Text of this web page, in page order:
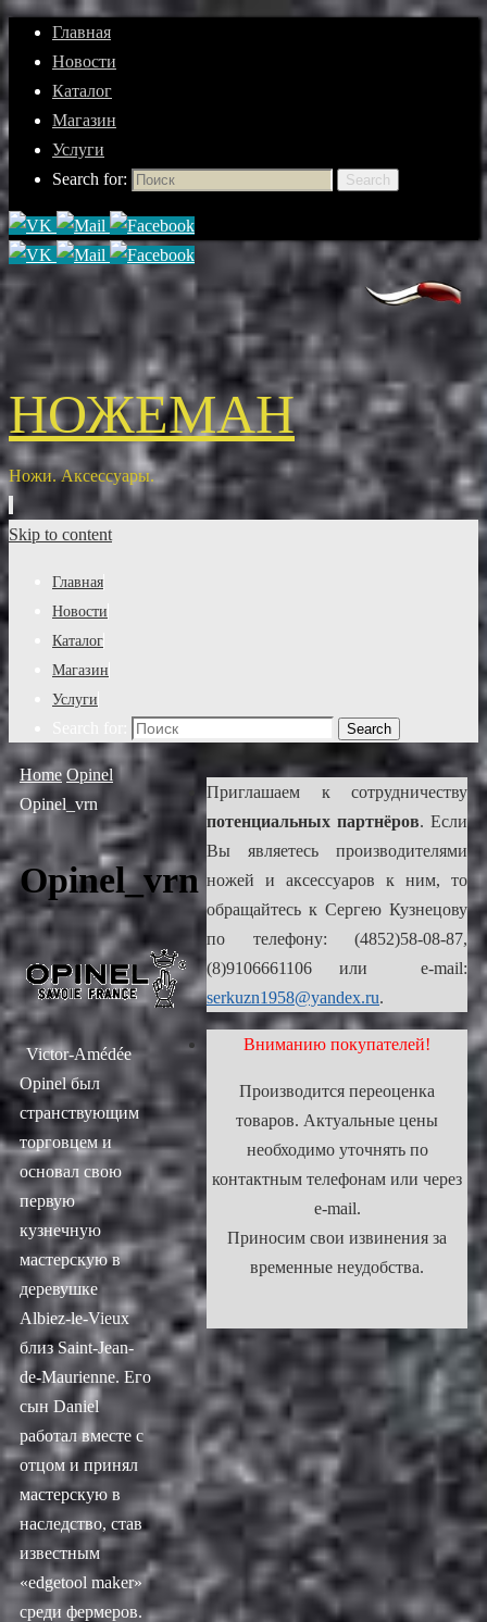
Главная
Новости
Каталог
Магазин
Услуги
Search for:
Search
НОЖЕМАН
Ножи. Аксессуары.
Skip to content
Главная
Новости
Каталог
Магазин
Услуги
Search
Home Opinel
Opinel_vrn
Opinel_vrn
Victor-Amédée
Opinel был
странствующим
торговцем и
основал свою
первую
кузнечную
мастерскую в
деревушке
Albiez-le-Vieux
близ Saint-Jean-
de-Maurienne. Его
сын Daniel
работал вместе с
отцом и принял
мастерскую в
наследство, став
известным
«edgetool maker»
среди фермеров.
Приглашаем к сотрудничеству
потенциальных партнёров. Если
Вы являетесь производителями
ножей и аксессуаров к ним, то
обращайтесь к Сергею Кузнецову
по телефону: (4852)58-08-87,
(8)9106661106 или e-mail:
serkuzn1958@yandex.ru.
Вниманию покупателей!
Производится переоценка
товаров. Актуальные цены
необходимо уточнять по
контактным телефонам или через
e-mail.
Приносим свои извинения за
временные неудобства.